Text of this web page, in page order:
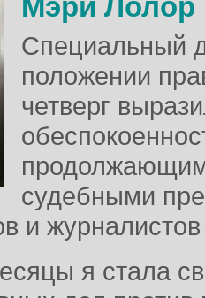
Мэри Лолор
Специальный
положении
четверг
судебными
и
я стала